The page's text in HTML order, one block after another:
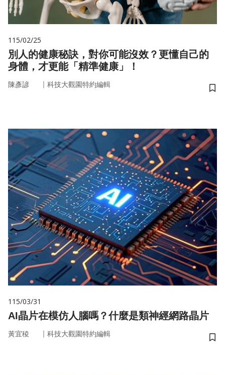
115/02/25
別人的健康秘訣，對你可能沒效？更懂自己的
身體，才更能「精準健康」！
陳彥諺 ｜ 科技大觀園特約編輯
儲
115/03/31
AI晶片在模仿人腦嗎？什麼是類神經網路晶片
黃宜稜 ｜ 科技大觀園特約編輯
儲